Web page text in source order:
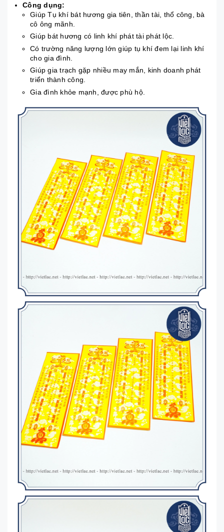
Công dụng:
Giúp Tụ khí bát hương gia tiên, thần tài, thổ công, bà
cô ông mãnh.
Giúp bát hương có linh khí phát tài phát lộc.
Có trường năng lượng lớn giúp tụ khí đem lại linh khí
cho gia đình.
Giúp gia trạch gặp nhiều may mắn, kinh doanh phát
triển thành công.
Gia đình khỏe mạnh, được phù hộ.